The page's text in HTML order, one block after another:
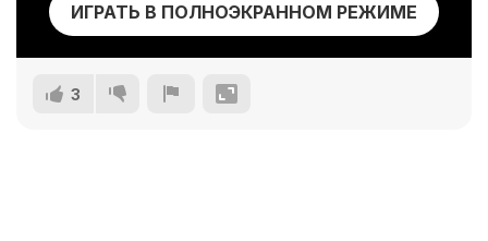
ИГРАТЬ В ПОЛНОЭКРАННОМ РЕЖИМЕ
3